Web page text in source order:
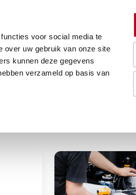
voor social media te
over uw gebruik van onze site
kunnen deze gegevens
verzameld op basis van
5S
werkplekorganisatie,
de